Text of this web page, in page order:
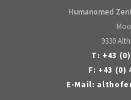
Humanomed
9330
T: +43
F: +43 (0)
E-Mail: